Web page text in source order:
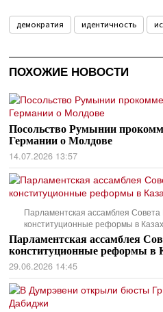
демократия идентичность
ПОХОЖИЕ НОВОСТИ
Посольство Румынии
Германии о Молдове
14.07.2026 13:57
Парламентская ассамблея
конституционные реформы в
Парламентская ассамблея
конституционные реформы в
29.06.2026 14:45